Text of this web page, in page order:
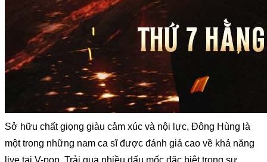
Sở hữu chất giọng giàu cảm xúc và nội lực, Đông Hùng là
một trong những nam ca sĩ được đánh giá cao về khả năng
live tại V-pop. Trải qua nhiều dấu mốc đặc biệt trong sự